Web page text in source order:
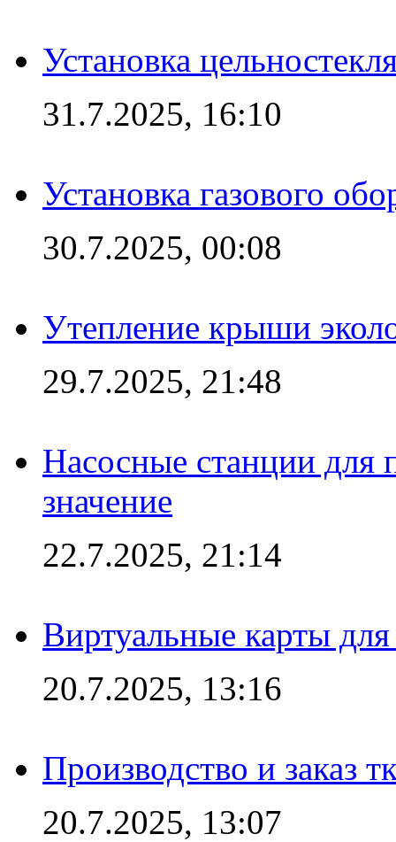
Установка
31.7.2025, 16:10
Установка газового
30.7.2025, 00:08
Утепление крыши
29.7.2025, 21:48
Насосные станции для
значение
22.7.2025, 21:14
Виртуальные карты
20.7.2025, 13:16
Производство и заказ
20.7.2025, 13:07